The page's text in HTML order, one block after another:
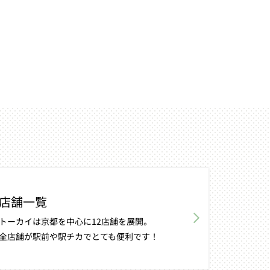
舗一覧
ーカイは京都を中心に12店舗を展開。
店舗が駅前や駅チカでとても便利です！